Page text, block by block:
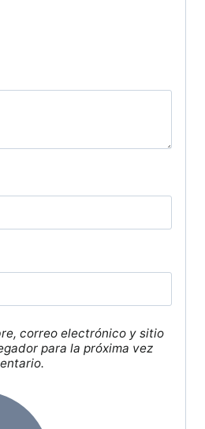
correo electrónico y sitio
para la próxima vez